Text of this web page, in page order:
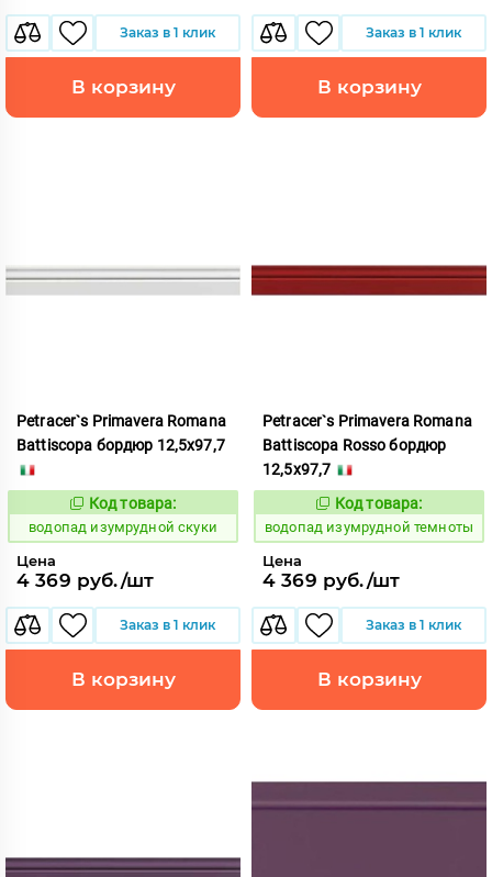
Заказ в 1 клик
В корзину
Заказ в 1 клик
В корзину
Petracer`s Primavera Romana
Battiscopa бордюр 12,5x97,7
191844
Код товара:
водопад изумрудной скуки
Цена
4 369 руб./шт
Заказ в 1 клик
В корзину
Petracer`s Primavera Romana
Battiscopa Rosso бордюр
12,5x97,7
191852
Код товара:
водопад изумрудной темноты
Цена
4 369 руб./шт
Заказ в 1 клик
В корзину